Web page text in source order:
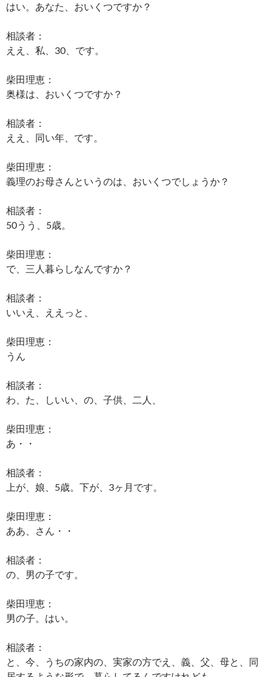
はい。あなた、おいくつですか？
相談者：
ええ、私、30、です。
柴田理恵：
奥様は、おいくつですか？
相談者：
ええ、同い年、です。
柴田理恵：
義理のお母さんというのは、おいくつでしょうか？
相談者：
50うう、5歳。
柴田理恵：
で、三人暮らしなんですか？
相談者：
いいえ、ええっと、
柴田理恵：
うん
相談者：
わ、た、しいい、の、子供、二人、
柴田理恵：
あ・・
相談者：
上が、娘、5歳。下が、3ヶ月です。
柴田理恵：
ああ、さん・・
相談者：
の、男の子です。
柴田理恵：
男の子。はい。
相談者：
と、今、うちの家内の、実家の方でえ、義、父、母と、同